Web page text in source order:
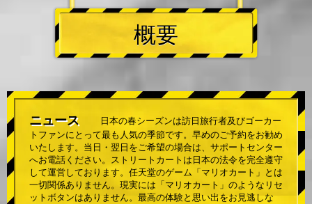
概要
ニュース
日本の春シーズンは訪日旅行者及びゴーカー
トファンにとって最も人気の季節です。早めのご予約をお勧め
いたします。当日・翌日をご希望の場合は、サポートセンター
へお電話ください。ストリートカートは日本の法令を完全遵守
して運営しております。任天堂のゲーム「マリオカート」とは
一切関係ありません。現実には「マリオカート」のようなリセ
ットボタンはありません。最高の体験と思い出をお見逃しな